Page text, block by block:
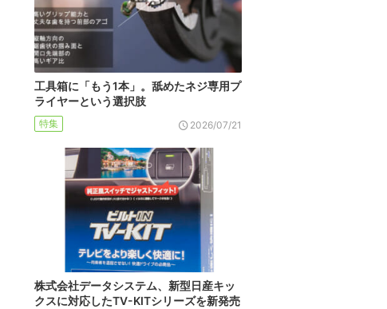
工具箱に「もう1本」。舐めたネジ専用プ
ライヤーという選択肢
特集 2026/07/21
株式会社データシステム、新型日産キッ
クスに対応したTV-KITシリーズを新発売